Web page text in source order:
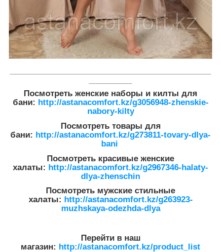
Посмотреть женские наборы и килты для
бани: http://astanacomfort.kz/g3056948-zhenskie-
nabory-kilty
Посмотреть товары для
бани: http://astanacomfort.kz/g273811-tovary-dlya-
bani
Посмотреть красивые женские
халаты: http://astanacomfort.kz/g2967346-halaty-
dlya-zhenschin
Посмотреть мужские стильные
халаты: http://astanacomfort.kz/g263923-
muzhskaya-odezhda-dlya
Перейти в наш
магазин: http://astanacomfort.kz/product_list